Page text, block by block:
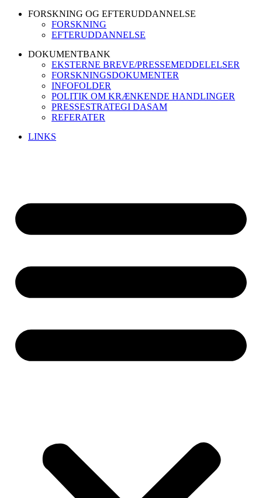
FORSKNING OG EFTERUDDANNELSE
FORSKNING
EFTERUDDANNELSE
DOKUMENTBANK
EKSTERNE BREVE/PRESSEMEDDELELSER
FORSKNINGSDOKUMENTER
INFOFOLDER
POLITIK OM KRÆNKENDE HANDLINGER
PRESSESTRATEGI DASAM
REFERATER
LINKS